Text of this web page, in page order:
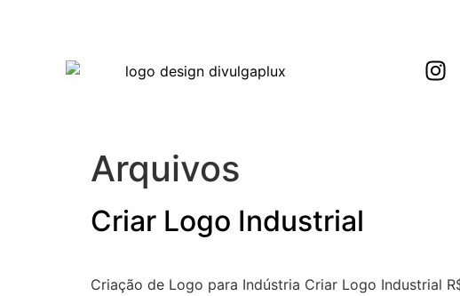
Arquivos
Criar Logo Industrial
Criação de Logo para Indústria Criar Logo Industrial